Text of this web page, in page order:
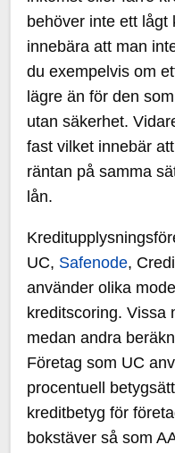
behöver inte ett
innebära att man
du exempelvis om
lägre än för den
utan säkerhet.
fast vilket innebär
räntan på samma
lån.
UC, Safenode,
använder olika
kreditscoring. Vissa
medan andra
Företag som UC
procentuell
kreditbetyg för
bokstäver så som